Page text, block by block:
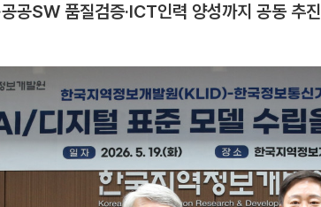
공SW 품질검증·ICT인력 양성까지 공동 추진